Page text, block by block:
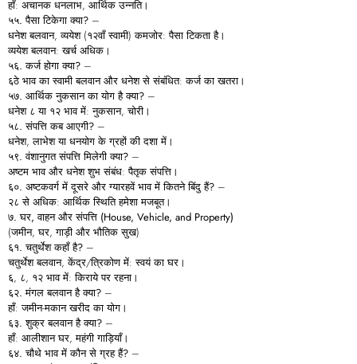
हाँ: अचानक धनलाभ, आर्थिक उन्नति।
५५.पैसाटिकेगाक्या? –
धनेश बलवान, व्ययेश (१२वाँ स्वामी) कमजोर: पैसा टिकता है।
व्ययेश बलवान: खर्च अधिक।
५६.कर्जहोगाक्या? –
६ठे भाव का स्वामी बलवान और धनेश से संबंधित: कर्ज का खतरा।
५७. आर्थिकनुकसानकायोगहैक्या? –
धनेश ८ या १२ भाव में: नुकसान, चोरी।
५८.संपत्तिकबआएगी? –
धनेश, लाभेश या धनयोग के ग्रहों की दशा में।
५९.वंशानुगतसंपत्तिमिलेगीक्या? –
अष्टम भाव और धनेश शुभ संबंध: पैतृक संपत्ति।
६०. अष्टकवर्गमेंदूसरे औरग्यारहवेंभावमेंकितनेबिंदुहैं? –
२८ से अधिक: आर्थिक स्थिति हमेशा मजबूत।
७.घर,वाहनऔरसंपत्ति (House, Vehicle, and Property)
(जमीन, घर, गाड़ी और भौतिक सुख)
६१.चतुर्थेशकहाँहै? –
चतुर्थेश बलवान, केंद्र/त्रिकोण में: स्वयं का घर।
६, ८, १२ भाव में: किराये पर रहना।
६२.मंगलबलवानहैक्या? –
हाँ: जमीन-मकान खरीद का योग।
६३.शुक्रबलवानहैक्या? –
हाँ: आलीशान घर, महंगी गाड़ियाँ।
६४.चौथे भावमेंकौनसेग्रहहैं? –